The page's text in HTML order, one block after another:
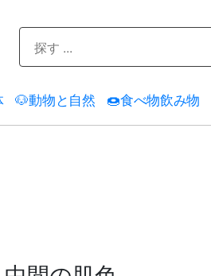
🐶動物と自然 🍩食べ物飲み物